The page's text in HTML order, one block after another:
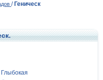
/ Геническ
Глыбокая